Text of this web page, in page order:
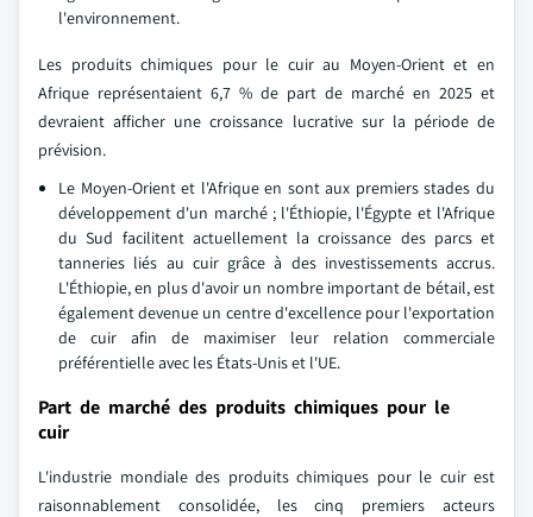
l'environnement.
Les produits chimiques pour le cuir au Moyen-Orient et en
Afrique représentaient 6,7 % de part de marché en 2025 et
devraient afficher une croissance lucrative sur la période de
prévision.
Le Moyen-Orient et l'Afrique en sont aux premiers stades du
développement d'un marché ; l'Éthiopie, l'Égypte et l'Afrique
du Sud facilitent actuellement la croissance des parcs et
tanneries liés au cuir grâce à des investissements accrus.
L'Éthiopie, en plus d'avoir un nombre important de bétail, est
également devenue un centre d'excellence pour l'exportation
de cuir afin de maximiser leur relation commerciale
préférentielle avec les États-Unis et l'UE.
Part de marché des produits chimiques pour le
cuir
L'industrie mondiale des produits chimiques pour le cuir est
raisonnablement consolidée, les cinq premiers acteurs